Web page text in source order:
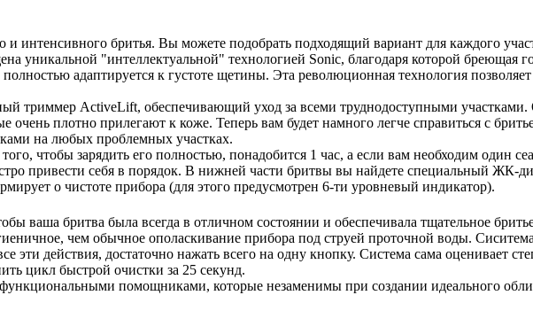
интенсивного бритья. Вы можете подобрать подходящий вариант для каждого
уникальной "интеллектуальной" технологией Sonic, благодаря которой бреющая
адаптируется к густоте щетины. Эта революционная технология позволяет
триммер ActiveLift, обеспечивающий уход за всеми труднодоступными
очень плотно прилегают к коже. Теперь вам будет намного легче справиться с
на любых проблемных участках.
чтобы зарядить его полностью, понадобится 1 час, а если вам необходим один
привести себя в порядок. В нижней части бритвы вы найдете специальный ЖК-
о чистоте прибора (для этого предусмотрен 6-ти уровневый индикатор).
ваша бритва была всегда в отличном состоянии и обеспечивала тщательное
чем обычное ополаскивание прибора под струей проточной воды.
действия, достаточно нажать всего на одну кнопку. Система сама оценивает
цикл быстрой очистки за 25 секунд.
помощниками, которые незаменимы при создании идеального